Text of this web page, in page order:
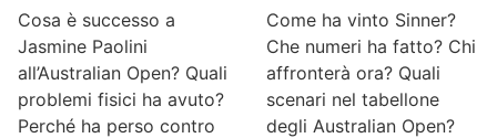
Cosa è successo a
Jasmine Paolini
all’Australian Open? Quali
problemi fisici ha avuto?
Perché ha perso contro
Come ha vinto Sinner?
Che numeri ha fatto? Chi
affronterà ora? Quali
scenari nel tabellone
degli Australian Open?